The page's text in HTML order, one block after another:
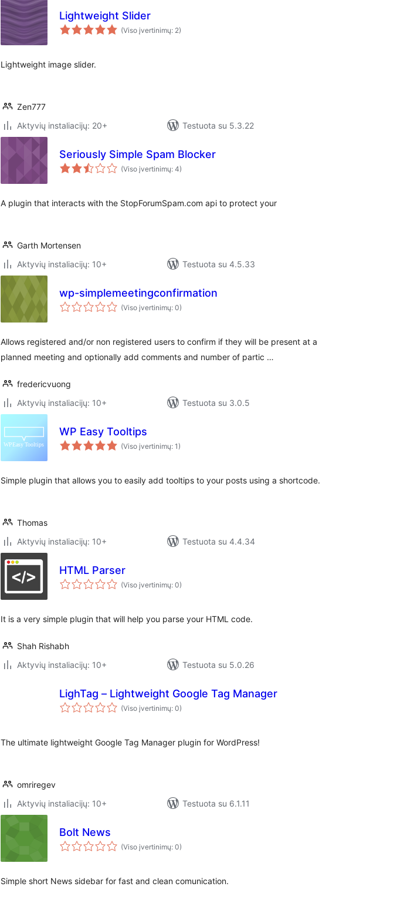
Lightweight Slider
(Viso įvertinimų: 2)
Lightweight image slider.
Zen777
Aktyvių instaliacijų: 20+
Testuota su 5.3.22
Seriously Simple Spam Blocker
(Viso įvertinimų: 4)
A plugin that interacts with the StopForumSpam.com api to protect your
Garth Mortensen
Aktyvių instaliacijų: 10+
Testuota su 4.5.33
wp-simplemeetingconfirmation
(Viso įvertinimų: 0)
Allows registered and/or non registered users to confirm if they will be present at a
planned meeting and optionally add comments and number of partic …
fredericvuong
Aktyvių instaliacijų: 10+
Testuota su 3.0.5
WP Easy Tooltips
(Viso įvertinimų: 1)
Simple plugin that allows you to easily add tooltips to your posts using a shortcode.
Thomas
Aktyvių instaliacijų: 10+
Testuota su 4.4.34
HTML Parser
(Viso įvertinimų: 0)
It is a very simple plugin that will help you parse your HTML code.
Shah Rishabh
Aktyvių instaliacijų: 10+
Testuota su 5.0.26
LighTag – Lightweight Google Tag Manager
(Viso įvertinimų: 0)
The ultimate lightweight Google Tag Manager plugin for WordPress!
omriregev
Aktyvių instaliacijų: 10+
Testuota su 6.1.11
Bolt News
(Viso įvertinimų: 0)
Simple short News sidebar for fast and clean comunication.